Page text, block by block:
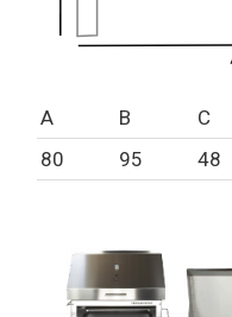
A B C
80
95 48